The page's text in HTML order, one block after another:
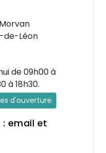
de-Léon
de 09h00 à
à 18h30.
d'ouverture
email et